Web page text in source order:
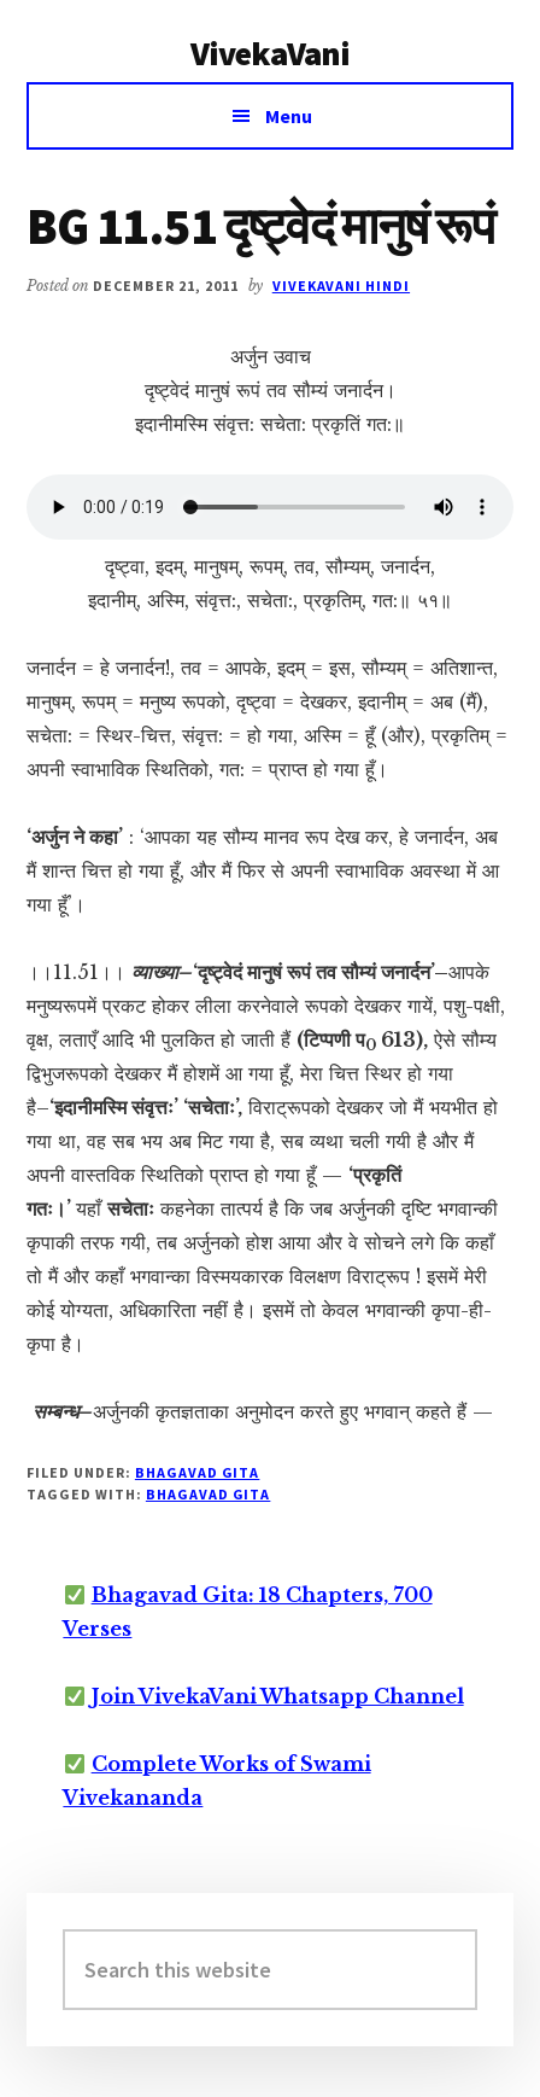
VivekaVani
Voice
Vivekananda
Menu
BG 11.51 दृष्ट्वेदं मानुषं रूपं
Posted on DECEMBER 21, 2011 by VIVEKAVANI HINDI
अर्जुन उवाच
दृष्ट्वेदं मानुषं रूपं तव सौम्यं जनार्दन।
इदानीमस्मि संवृत्त: सचेता: प्रकृतिं गत:॥
दृष्ट्वा, इदम्, मानुषम्, रूपम्, तव, सौम्यम्, जनार्दन,
इदानीम्, अस्मि, संवृत्त:, सचेता:, प्रकृतिम्, गत:॥ ५१॥
जनार्दन = हे जनार्दन!, तव = आपके, इदम् = इस, सौम्यम् = अतिशान्त,
मानुषम्, रूपम् = मनुष्य रूपको, दृष्ट्वा = देखकर, इदानीम् = अब (मैं),
सचेता: = स्थिर-चित्त, संवृत्त: = हो गया, अस्मि = हूँ (और), प्रकृतिम् =
अपनी स्वाभाविक स्थितिको, गत: = प्राप्त हो गया हूँ।
‘अर्जुन ने कहा’ : ‘आपका यह सौम्य मानव रूप देख कर, हे जनार्दन, अब
मैं शान्त चित्त हो गया हूँ, और मैं फिर से अपनी स्वाभाविक अवस्था में आ
गया हूँ’।
।।11.51।। व्याख्या–‘दृष्ट्वेदं मानुषं रूपं तव सौम्यं जनार्दन’–आपके
मनुष्यरूपमें प्रकट होकर लीला करनेवाले रूपको देखकर गायें, पशु-पक्षी,
वृक्ष, लताएँ आदि भी पुलकित हो जाती हैं (टिप्पणी प0 613), ऐसे सौम्य
द्विभुजरूपको देखकर मैं होशमें आ गया हूँ, मेरा चित्त स्थिर हो गया
है–‘इदानीमस्मि संवृत्तः’ ‘सचेताः’, विराट्रूपको देखकर जो मैं भयभीत हो
गया था, वह सब भय अब मिट गया है, सब व्यथा चली गयी है और मैं
अपनी वास्तविक स्थितिको प्राप्त हो गया हूँ — ‘प्रकृतिं
गतः।’यहाँसचेताः कहनेका तात्पर्य है कि जब अर्जुनकी दृष्टि भगवान्की
कृपाकी तरफ गयी, तब अर्जुनको होश आया और वे सोचने लगे कि कहाँ
तो मैं और कहाँ भगवान्का विस्मयकारक विलक्षण विराट्रूप ! इसमें मेरी
कोई योग्यता, अधिकारिता नहीं है। इसमें तो केवल भगवान्की कृपा-ही-
कृपा है।
सम्बन्ध–अर्जुनकी कृतज्ञताका अनुमोदन करते हुए भगवान् कहते हैं —
FILED UNDER: BHAGAVAD GITA
TAGGED WITH: BHAGAVAD GITA
Bhagavad Gita: 18 Chapters, 700
Verses
Join VivekaVani Whatsapp Channel
Complete Works of Swami
Vivekananda
Sidebar
this
website